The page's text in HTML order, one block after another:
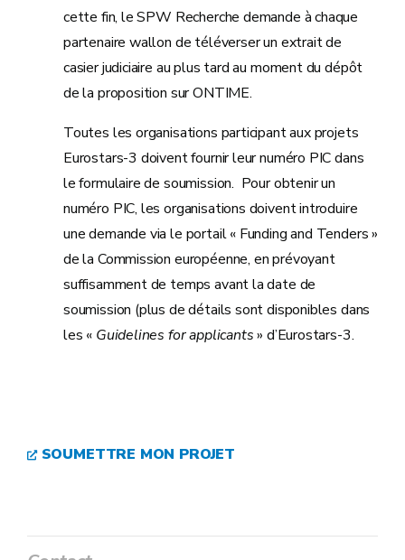
cette fin, le SPW Recherche demande à chaque
partenaire wallon de téléverser un extrait de
casier judiciaire au plus tard au moment du dépôt
de la proposition sur ONTIME.
Toutes les organisations participant aux projets
Eurostars-3 doivent fournir leur numéro PIC dans
le formulaire de soumission. Pour obtenir un
numéro PIC, les organisations doivent introduire
une demande via le portail « Funding and Tenders »
de la Commission européenne, en prévoyant
suffisamment de temps avant la date de
soumission (plus de détails sont disponibles dans
les « Guidelines for applicants» d’Eurostars-3.
SOUMETTRE MON PROJET